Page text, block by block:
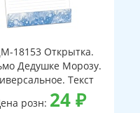
18153 Открытка.
Дедушке Морозу.
Текст
розн: 24₽